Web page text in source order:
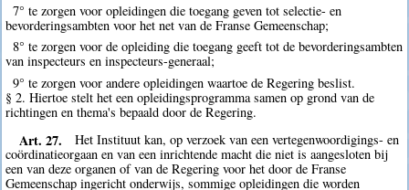
7° te zorgen voor opleidingen die toegang geven tot selectie- en
bevorderingsambten voor het net van de Franse Gemeenschap;
8° te zorgen voor de opleiding die toegang geeft tot de bevorderingsambten
van inspecteurs en inspecteurs-generaal;
9° te zorgen voor andere opleidingen waartoe de Regering beslist.
§ 2. Hiertoe stelt het een opleidingsprogramma samen op grond van de
richtingen en thema's bepaald door de Regering.
Art. 27.
Het Instituut kan, op verzoek van een vertegenwoordigings- en
coördinatieorgaan en van een inrichtende macht die niet is aangesloten bij
een van deze organen of van de Regering voor het door de Franse
Gemeenschap ingericht onderwijs, sommige opleidingen die worden